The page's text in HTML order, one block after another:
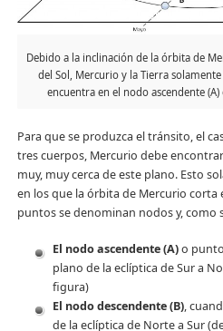
Debido a la inclinación de la órbita de
del Sol, Mercurio y la Tierra
encuentra en el nodo ascendente
Para que se produzca el tránsito, el
tres cuerpos, Mercurio debe
muy, muy cerca de este plano. Esto
en los que la órbita de Mercurio corta
puntos se denominan nodos y, como
El nodo ascendente (A)o punto
plano de la eclíptica de Sur a
figura)
El nodo descendente (B),
de la eclíptica de Norte a Sur